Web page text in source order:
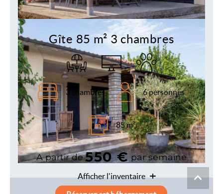
Gîte 85 m² 3 chambres
3 chambres 6 personnes
85 m²
A partir de550 €par semaine
Afficher l'inventaire